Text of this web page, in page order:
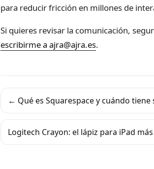
para reducir fricción en millones de
Si quieres revisar la comunicación,
escribirme a ajra@ajra.es.
← Qué es Squarespace y cuándo
Logitech Crayon: el lápiz para iPad